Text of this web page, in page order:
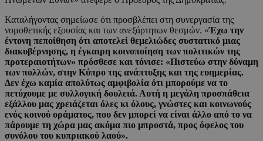
Καταλήγοντας σημείωσε ότι προσβλέπει στη συνεργασία της
νομοθετικής εξουσίας και των ανεξάρτητων θεσμών. «Έχω την
έντονη πεποίθηση ότι αποτελεί θεμελιώδες συστατικό μιας
διακυβέρνησης, η έγκαιρη κοινοποίηση των πολιτικών της
προτεραιοτήτων» πρόσθεσε και τόνισε: «Πιστεύω στην δύναμη
των πολλών, στην Κύπρο της ανάπτυξης και της ευημερίας.
Δεν έχω καμία απολύτως αμφιβολία ότι μπορούμε να το
πετύχουμε με συλλογική δουλειά. Αυτή η μεγάλη προσπάθεια
εξάλλου μας χρειάζεται όλες κι όλους, γνώστες και κοινωνούς
ενός κοινού οράματος, που δεν μπορεί να είναι άλλο από το να
πάρουμε τη χώρα μας ακόμα πιο μπροστά, προς όφελος του
συνόλου του κυπριακού λαού».